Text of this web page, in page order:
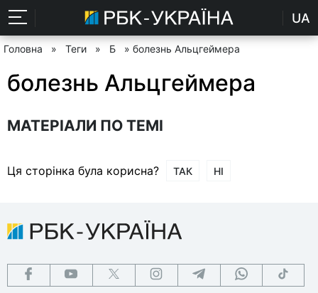
UA
Головна » Теги » Б » болезнь Альцгеймера
болезнь Альцгеймера
МАТЕРІАЛИ ПО ТЕМІ
Ця сторінка була корисна? ТАК НІ